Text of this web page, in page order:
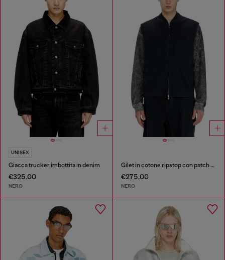
UNISEX
Giacca trucker imbottita in denim
€325.00
NERO
Gilet in cotone ripstop con patch Oval D
€275.00
NERO